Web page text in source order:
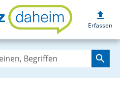
Rathaus in
upload
Erfassen
search